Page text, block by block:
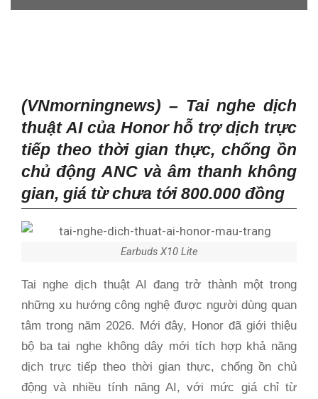
(VNmorningnews) – Tai nghe dịch
thuật AI của Honor hỗ trợ dịch trực
tiếp theo thời gian thực, chống ồn
chủ động ANC và âm thanh không
gian, giá từ chưa tới 800.000 đồng
Earbuds X10 Lite
Tai nghe dịch thuật AI đang trở thành một trong
những xu hướng công nghệ được người dùng quan
tâm trong năm 2026. Mới đây, Honor đã giới thiệu
bộ ba tai nghe không dây mới tích hợp khả năng
dịch trực tiếp theo thời gian thực, chống ồn chủ
động và nhiều tính năng AI, với mức giá chỉ từ